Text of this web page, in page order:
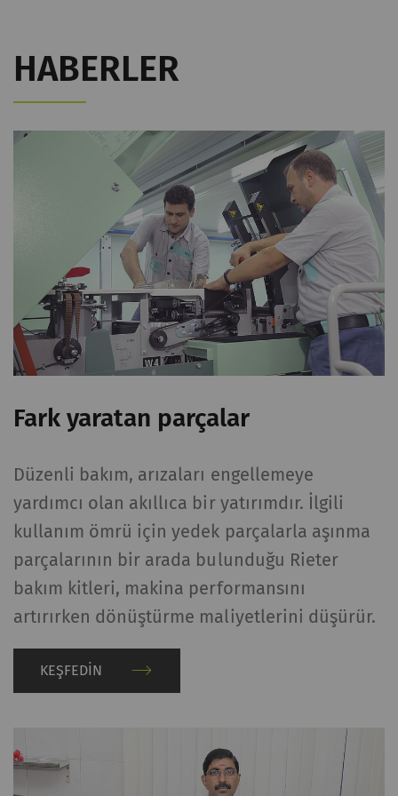
HABERLER
Fark yaratan parçalar
Düzenli bakım, arızaları engellemeye
yardımcı olan akıllıca bir yatırımdır. İlgili
kullanım ömrü için yedek parçalarla aşınma
parçalarının bir arada bulunduğu Rieter
bakım kitleri, makina performansını
artırırken dönüştürme maliyetlerini düşürür.
KEŞFEDİN
İstatistik ve pazarlama
İstatistiksel tanımlama bilgileri, anonim olarak
bilgi toplayıp raporlayarak ziyaretçilerin web
sayfalarıyla nasıl etkileşim kurduğunu
anlamamıza yardımcı olur. Web sitelerindeki
ziyaretçileri takip etmek için pazarlama
tanımlama bilgileri kullanılır. Burada amaç, her
bir kullanıcıyla alakalı, ilgi çekici reklamlar
göstermektir. Bu nedenle yayıncılar ve üçüncü
taraf reklamverenler için daha değerlidir.
Ad ve
Amaç Süre Tip
kaydeder. Web sitesinde
kullanıcı davranışının
analizine olanak
sağlayan istatistiksel
verileri oluşturmak için
kullanılır.
_gat_XXX
Google Analytics Oturum
Tanımlama Bilgisi
per
HTTP
analizine olanak
sağlayan istatistiksel